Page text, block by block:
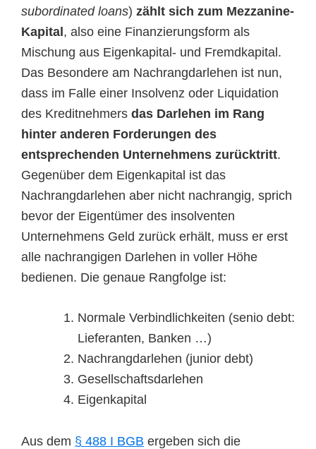
subordinated loans) zählt sich zum Mezzanine-
Kapital , also eine Finanzierungsform als
Mischung aus Eigenkapital- und Fremdkapital.
Das Besondere am Nachrangdarlehen ist nun,
dass im Falle einer Insolvenz oder Liquidation
des Kreditnehmers das Darlehen im Rang
hinter anderen Forderungen des
entsprechenden Unternehmens zurücktritt.
Gegenüber dem Eigenkapital ist das
Nachrangdarlehen aber nicht nachrangig, sprich
bevor der Eigentümer des insolventen
Unternehmens Geld zurück erhält, muss er erst
alle nachrangigen Darlehen in voller Höhe
bedienen. Die genaue Rangfolge ist:
Normale Verbindlichkeiten (senio debt:
Lieferanten, Banken …)
Nachrangdarlehen (junior debt)
Gesellschaftsdarlehen
Eigenkapital
Aus dem § 488 I BGB ergeben sich die